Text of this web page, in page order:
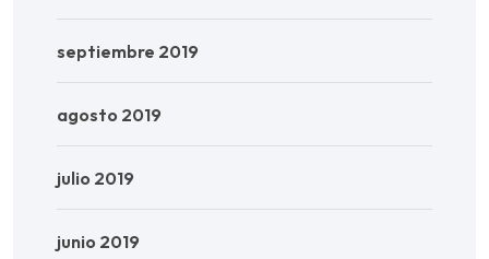
septiembre 2019
agosto 2019
julio 2019
junio 2019